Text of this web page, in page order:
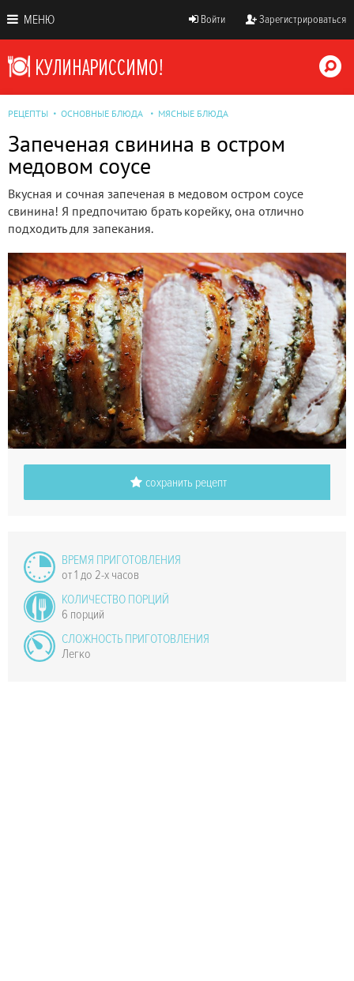
МЕНЮ Войти Зарегистрироваться
РЕЦЕПТЫ ОСНОВНЫЕ БЛЮДА МЯСНЫЕ БЛЮДА
Запеченая свинина в остром
медовом соусе
Вкусная и сочная запеченая в медовом остром соусе
свинина! Я предпочитаю брать корейку, она отлично
подходить для запекания.
сохранить рецепт
ВРЕМЯ ПРИГОТОВЛЕНИЯ
от 1 до 2-х часов
КОЛИЧЕСТВО ПОРЦИЙ
6 порций
СЛОЖНОСТЬ ПРИГОТОВЛЕНИЯ
Легко